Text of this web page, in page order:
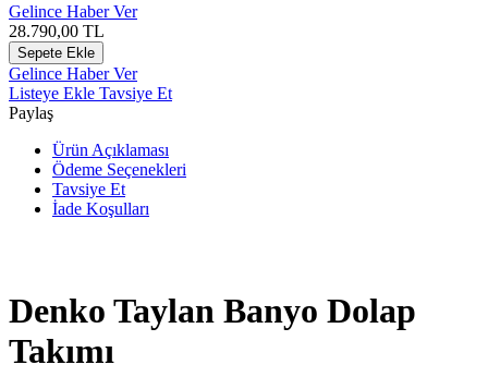
Gelince Haber Ver
28.790,00 TL
Sepete Ekle
Gelince Haber Ver
Listeye Ekle Tavsiye Et
Paylaş
Ürün Açıklaması
Ödeme Seçenekleri
Tavsiye Et
İade Koşulları
Denko Taylan Banyo Dolap
Takımı